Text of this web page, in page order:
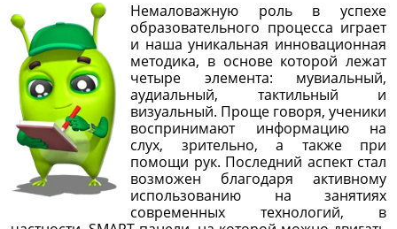
Немаловажную роль в успехе
образовательного процесса играет
и наша уникальная инновационная
методика, в основе которой лежат
четыре элемента: мувиальный,
аудиальный, тактильный и
визуальный. Проще говоря, ученики
воспринимают информацию на
слух, зрительно, а также при
помощи рук. Последний аспект стал
возможен благодаря активному
использованию на занятиях
современных технологий, в